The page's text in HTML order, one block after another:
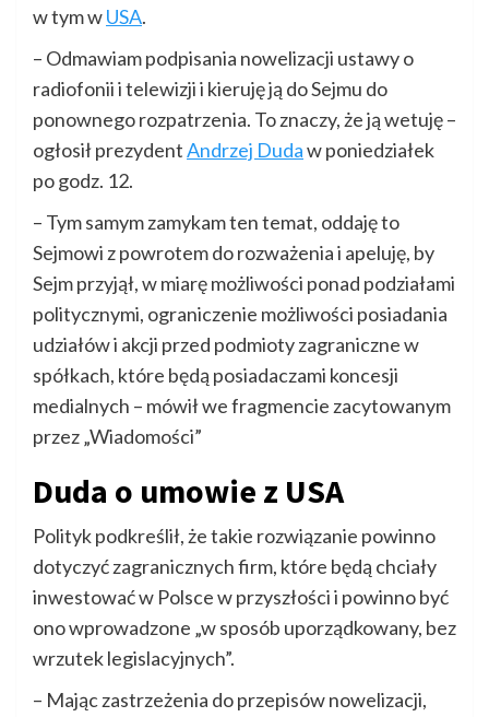
w tym wUSA.
– Odmawiam podpisania nowelizacji ustawy o
radiofonii i telewizji i kieruję ją do Sejmu do
ponownego rozpatrzenia. To znaczy, że ją wetuję –
ogłosił prezydentAndrzej Dudaw poniedziałek
po godz. 12.
– Tym samym zamykam ten temat, oddaję to
Sejmowi z powrotem do rozważenia i apeluję, by
Sejm przyjął, w miarę możliwości ponad podziałami
politycznymi, ograniczenie możliwości posiadania
udziałów i akcji przed podmioty zagraniczne w
spółkach, które będą posiadaczami koncesji
medialnych – mówił we fragmencie zacytowanym
przez „Wiadomości”
Duda o umowie z USA
Polityk podkreślił, że takie rozwiązanie powinno
dotyczyć zagranicznych firm, które będą chciały
inwestować w Polsce w przyszłości i powinno być
ono wprowadzone „w sposób uporządkowany, bez
wrzutek legislacyjnych”.
– Mając zastrzeżenia do przepisów nowelizacji,